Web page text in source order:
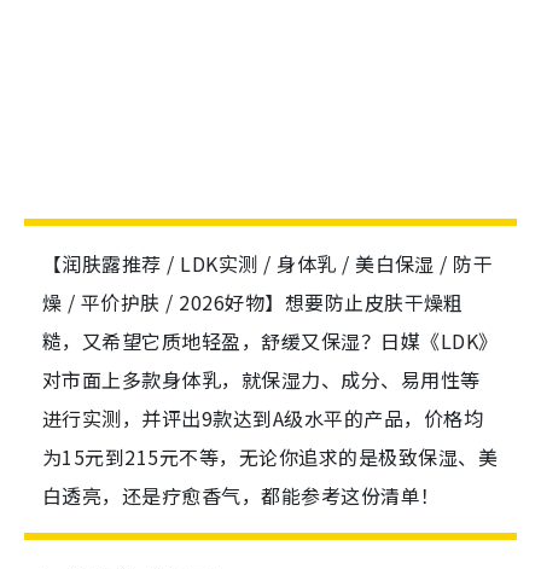
【润肤露推荐 / LDK实测 / 身体乳 / 美白保湿 / 防干
燥 / 平价护肤 / 2026好物】想要防止皮肤干燥粗
糙，又希望它质地轻盈，舒缓又保湿？日媒《LDK》
对市面上多款身体乳，就保湿力、成分、易用性等
进行实测，并评出9款达到A级水平的产品，价格均
为15元到215元不等，无论你追求的是极致保湿、美
白透亮，还是疗愈香气，都能参考这份清单！